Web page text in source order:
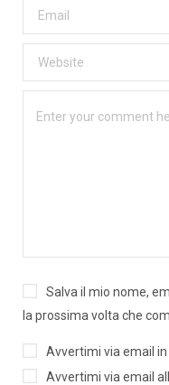
Salva il mio nome,
la prossima volta che
Avvertimi via email
Avvertimi via email